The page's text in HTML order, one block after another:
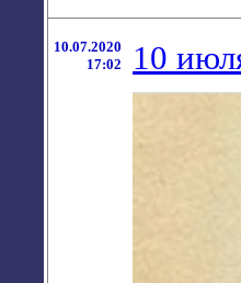
10.07.2020
17:02
10